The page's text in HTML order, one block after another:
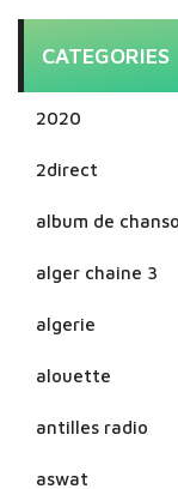
CATEGORIES
2020
2direct
album de
alger chaine 3
algerie
alouette
antilles radio
aswat